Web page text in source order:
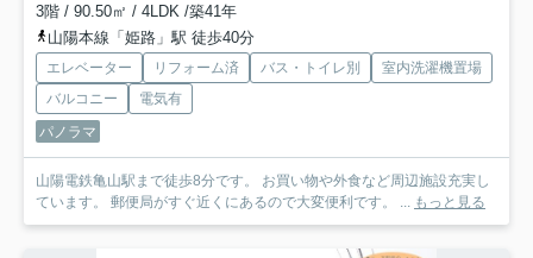
3階 / 90.50㎡ / 4LDK /築41年
山陽本線「姫路」駅 徒歩40分
エレベーター リフォーム済 バス・トイレ別
室内洗濯機置場
バルコニー
電気有
パノラマ
山陽電鉄亀山駅まで徒歩8分です。 お買い物や外食など周辺施設充実し
ています。 郵便局がすぐ近くにあるので大変便利です。 ... もっと見る